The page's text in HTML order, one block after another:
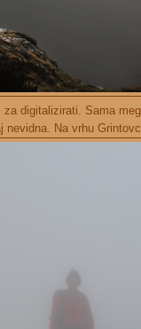
digitalizirati. Sama
nevidna. Na vrhu